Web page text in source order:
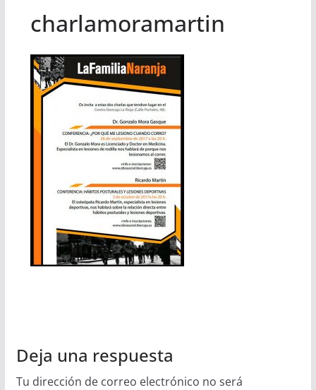
charlamoramartin
Deja una respuesta
Tu dirección de correo electrónico no será